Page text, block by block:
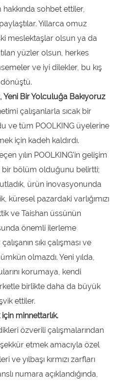
sohbet ettiler,
Yıllarca omuz
meslektaşlar olsun ya da
yüzler olsun, herkes
ve iyi dilekler, bu kış
dönüştü.
Yeni Bir Yolculuğa Bakıyoruz
çalışanlarla sıcak bir
ve tüm POOLKING üyelerine
için kadeh kaldırdı.
yılın POOLKING'in gelişim
bölüm olduğunu belirtti;
ürün inovasyonunda
küresel pazardaki varlığımızı
ve Taishan üssünün
önemli ilerleme
sıkı çalışması ve
olmazdı. Yeni yılda,
korumaya, kendi
birlikte daha da büyük
ettiler.
minnettarlık.
özverili çalışmalarından
etmek amacıyla özel
yılbaşı kırmızı zarfları
numara açıklandığında,